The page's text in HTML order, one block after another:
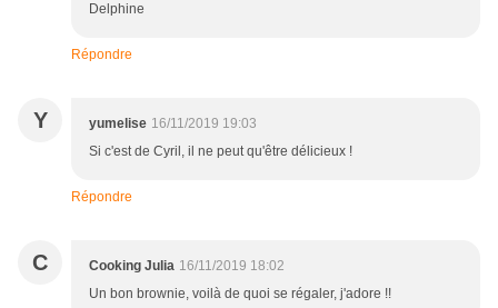
Delphine
Répondre
Y yumelise 16/11/2019 19:03
Si c'est de Cyril, il ne peut qu'être délicieux !
Répondre
C Cooking Julia 16/11/2019 18:02
Un bon brownie, voilà de quoi se régaler, j'adore !!